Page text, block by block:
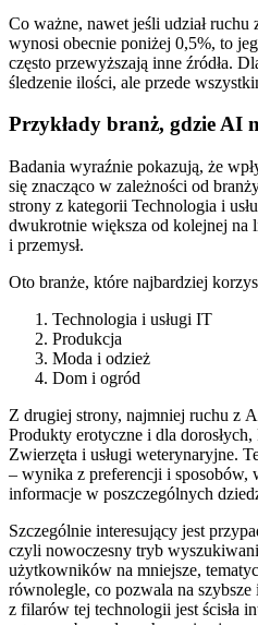
Co ważne, nawet jeśli udział
wynosi obecnie poniżej 0,5%, to
często przewyższają inne źródła.
śledzenie ilości, ale przede
Przykłady branż, gdzie AI
Badania wyraźnie pokazują, że
się znacząco w zależności od
strony z kategorii Technologia i
dwukrotnie większa od kolejnej na
i przemysł.
Oto branże, które najbardziej
Technologia i usługi IT
Produkcja
Moda i odzież
Dom i ogród
Z drugiej strony, najmniej ruchu z
Produkty erotyczne i dla
Zwierzęta i usługi weterynaryjne.
– wynika z preferencji i
informacje w poszczególnych
Szczególnie interesujący jest
czyli nowoczesny tryb
użytkowników na mniejsze,
równolegle, co pozwala na
z filarów tej technologii jest ścisła